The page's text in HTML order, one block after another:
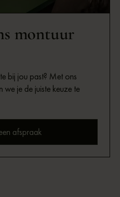
montuur
bij jou past? Met ons
we je de juiste keuze te
afspraak